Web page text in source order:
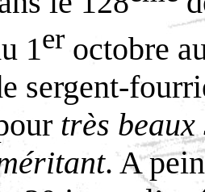
1er octobre
sergent-
très
. A